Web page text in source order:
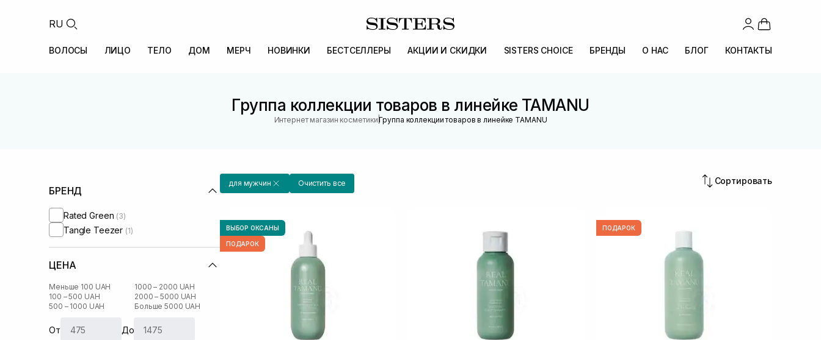
RU
ВОЛОСЫ ЛИЦО ТЕЛО ДОМ МЕРЧ НОВИНКИ БЕСТСЕЛЛЕРЫ АКЦИИ И СКИДКИ SISTERS CHOICE БРЕНДЫ О НАС БЛОГ КОНТАКТЫ
Группа коллекции товаров в линейке TAMANU
Интернет магазин косметики |Группа коллекции товаров в линейке TAMANU
БРЕНД
Rated Green (3)
Tangle Teezer (1)
ЦЕНА
Меньше 100 UAH
100 – 500 UAH
500 – 1000 UAH
1000 – 2000 UAH
2000 – 5000 UAH
Больше 5000 UAH
От До
для мужчин Очистить все Сортировать
ВЫБОР ОКСАНЫ
ПОДАРОК
ПОДАРОК